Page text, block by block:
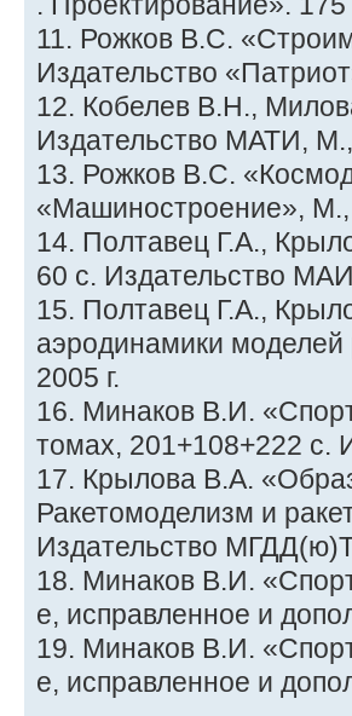
11. Рожков В.С.
Издательство
12. Кобелев В.Н.,
Издательство МАТИ, М.,
13. Рожков В.С.
«Машиностроение», М.,
14. Полтавец Г.А.,
60 с. Издательство
15. Полтавец Г.А.,
аэродинамики
2005 г.
16. Минаков В.И.
томах, 201+108+222 с.
17. Крылова В.А.
Ракетомоделизм и
Издательство
18. Минаков В.И.
е, исправленное и
19. Минаков В.И.
е, исправленное и